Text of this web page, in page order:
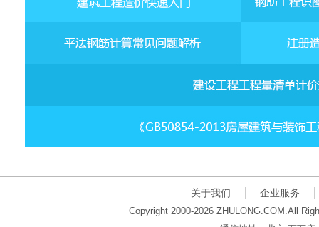
关于我们 企业服务
Copyright 2000-2026 ZHULONG.COM.All